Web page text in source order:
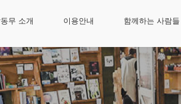
무 소개 이용안내 함께하는 사람들